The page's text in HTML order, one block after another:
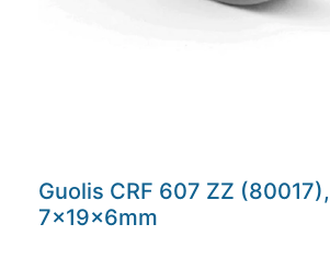
Guolis CRF 607 ZZ (80017),
7x19x6mm